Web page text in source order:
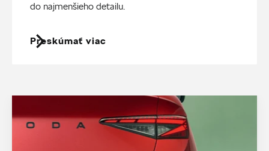
do najmenšieho detailu.
Preskúmať viac